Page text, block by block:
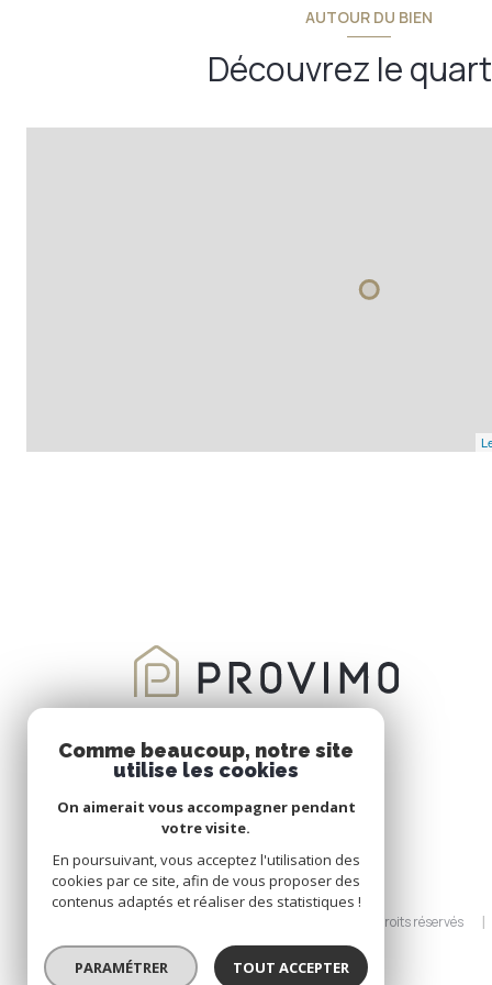
AUTOUR DU BIEN
Découvrez le
© 2026 | Tous droits réservés
Comme beaucoup, notre site
utilise les cookies
On aimerait vous accompagner pendant
votre visite.
En poursuivant, vous acceptez l'utilisation des
cookies par ce site, afin de vous proposer des
contenus adaptés et réaliser des statistiques !
PARAMÉTRER TOUT ACCEPTER